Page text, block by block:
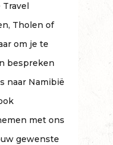
Tholen of
om je te
bespreken
naar Namibië
met ons
gewenste